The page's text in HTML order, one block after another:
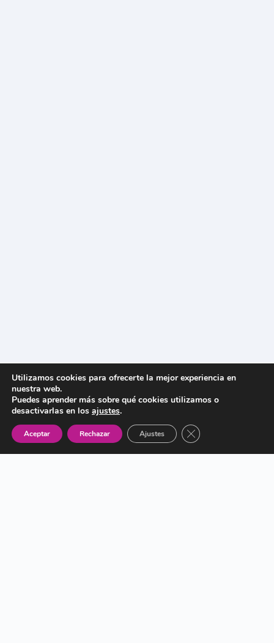
Utilizamos cookies para ofrecerte la mejor experiencia en
nuestra web.
Puedes aprender más sobre qué cookies utilizamos o
desactivarlas en los ajustes.
Aceptar Rechazar Ajustes Cerrar el banner de